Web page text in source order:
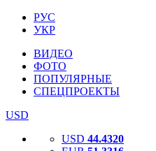
РУС
УКР
ВИДЕО
ФОТО
ПОПУЛЯРНЫЕ
СПЕЦПРОЕКТЫ
USD
USD 44.4320